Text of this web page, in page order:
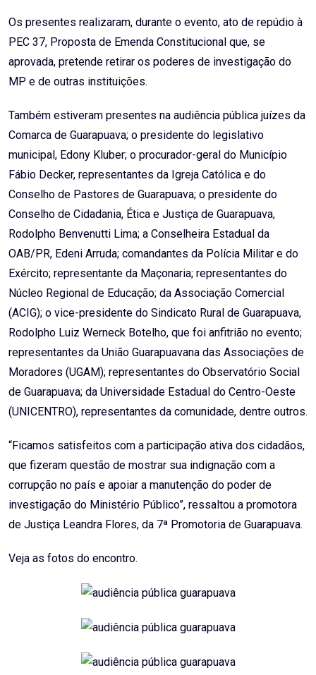
Os presentes realizaram, durante o evento, ato de repúdio à
PEC 37, Proposta de Emenda Constitucional que, se
aprovada, pretende retirar os poderes de investigação do
MP e de outras instituições.
Também estiveram presentes na audiência pública juízes da
Comarca de Guarapuava; o presidente do legislativo
municipal, Edony Kluber; o procurador-geral do Município
Fábio Decker, representantes da Igreja Católica e do
Conselho de Pastores de Guarapuava; o presidente do
Conselho de Cidadania, Ética e Justiça de Guarapuava,
Rodolpho Benvenutti Lima; a Conselheira Estadual da
OAB/PR, Edeni Arruda; comandantes da Polícia Militar e do
Exército; representante da Maçonaria; representantes do
Núcleo Regional de Educação; da Associação Comercial
(ACIG); o vice-presidente do Sindicato Rural de Guarapuava,
Rodolpho Luiz Werneck Botelho, que foi anfitrião no evento;
representantes da União Guarapuavana das Associações de
Moradores (UGAM); representantes do Observatório Social
de Guarapuava; da Universidade Estadual do Centro-Oeste
(UNICENTRO), representantes da comunidade, dentre outros.
“Ficamos satisfeitos com a participação ativa dos cidadãos,
que fizeram questão de mostrar sua indignação com a
corrupção no país e apoiar a manutenção do poder de
investigação do Ministério Público”, ressaltou a promotora
de Justiça Leandra Flores, da 7ª Promotoria de Guarapuava.
Veja as fotos do encontro.